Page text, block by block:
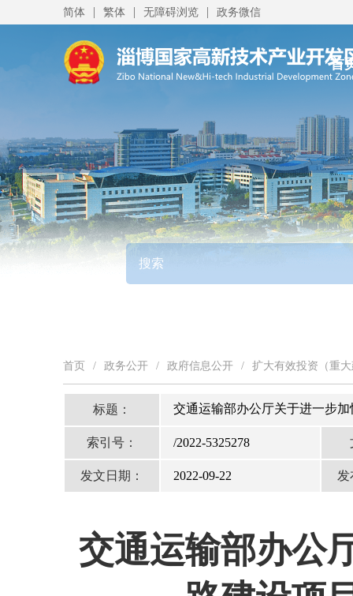
简体 | 繁体 | 无障碍浏览 | 政务微信
首
首页 / 政务公开 / 政府信息公开 / 扩大有效投资（重
标题： 交通运输部办公厅关于进一步
索引号： /2022-5325278
发文日期： 2022-09-22 发
交通运输部办公